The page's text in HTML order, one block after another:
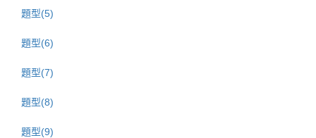
題型(5)
題型(6)
題型(7)
題型(8)
題型(9)